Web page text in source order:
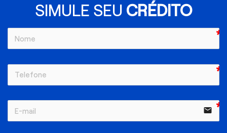
SIMULE SEU CRÉDITO
email